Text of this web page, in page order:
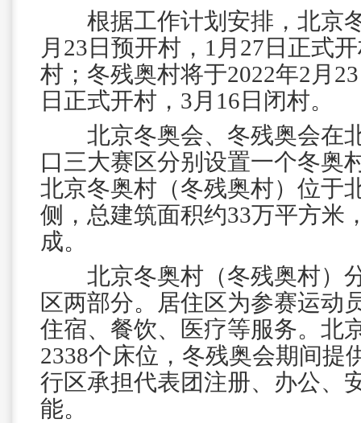
根据工作计划安排，北京冬
月23日预开村，1月27日正式
村；冬残奥村将于2022年2月
日正式开村，3月16日闭村。
北京冬奥会、冬残奥会在
口三大赛区分别设置一个冬奥
北京冬奥村（冬残奥村）位于
侧，总建筑面积约33万平方米
成。
北京冬奥村（冬残奥村）
区两部分。居住区为参赛运动
住宿、餐饮、医疗等服务。北
2338个床位，冬残奥会期间提
行区承担代表团注册、办公、
能。